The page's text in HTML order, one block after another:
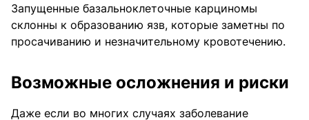
Запущенные базальноклеточные карциномы
склонны к образованию язв, которые заметны по
просачиванию и незначительному кровотечению.
Возможные осложнения и риски
Даже если во многих случаях заболевание